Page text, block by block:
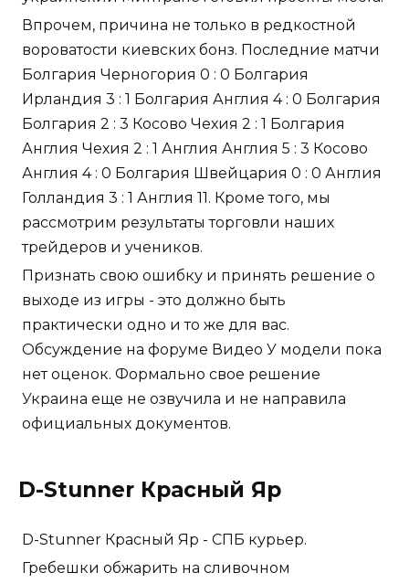
Впрочем, причина не только в редкостной
вороватости киевских бонз. Последние матчи
Болгария Черногория 0 : 0 Болгария
Ирландия 3 : 1 Болгария Англия 4 : 0 Болгария
Болгария 2 : 3 Косово Чехия 2 : 1 Болгария
Англия Чехия 2 : 1 Англия Англия 5 : 3 Косово
Англия 4 : 0 Болгария Швейцария 0 : 0 Англия
Голландия 3 : 1 Англия 11. Кроме того, мы
рассмотрим результаты торговли наших
трейдеров и учеников.
Признать свою ошибку и принять решение о
выходе из игры - это должно быть
практически одно и то же для вас.
Обсуждение на форуме Видео У модели пока
нет оценок. Формально свое решение
Украина еще не озвучила и не направила
официальных документов.
D-Stunner Красный Яр
D-Stunner Красный Яр - СПБ курьер.
Гребешки обжарить на сливочном